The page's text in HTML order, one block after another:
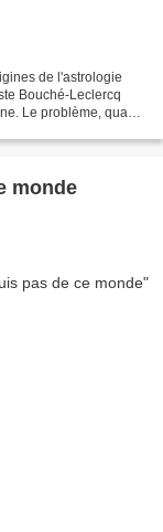
de l'astrologie
Bouché-Leclercq
Le problème, quand
monde